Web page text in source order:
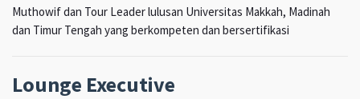
Muthowif dan Tour Leader lulusan Universitas Makkah, Madinah
dan Timur Tengah yang berkompeten dan bersertifikasi
Lounge Executive